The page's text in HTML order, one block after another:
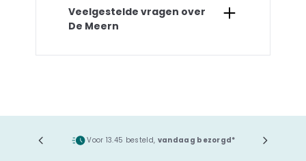
Veelgestelde vragen over
De Meern
Voor 13.45 besteld, vandaag bezorgd*